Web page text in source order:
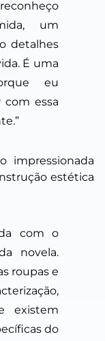
um
detalhes
É uma
eu
essa
impressionada
estética
com o
novela.
roupas e
existem
do